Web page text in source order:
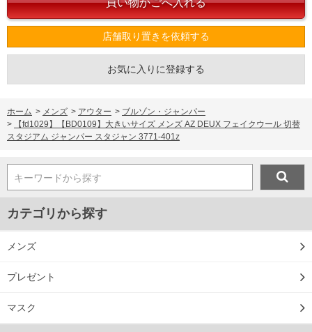
店舗取り置きを依頼する
お気に入りに登録する
ホーム > メンズ > アウター > ブルゾン・ジャンパー
>
【fd1029】【BD0109】大きいサイズ メンズ AZ DEUX フェイクウール 切替
スタジアム ジャンパー スタジャン 3771-401z
キーワードから探す
カテゴリから探す
メンズ
プレゼント
マスク